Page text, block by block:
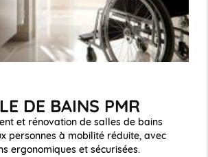
DE BAINS PMR
et rénovation de salles de bains
personnes à mobilité réduite, avec
ergonomiques et sécurisées.